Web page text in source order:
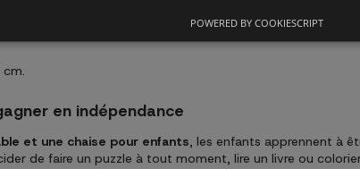
en indépendance
et une chaise pour enfants, les enfants apprennent à
de faire un puzzle à tout moment, lire un livre ou
POWERED BY COOKIESCRIPT